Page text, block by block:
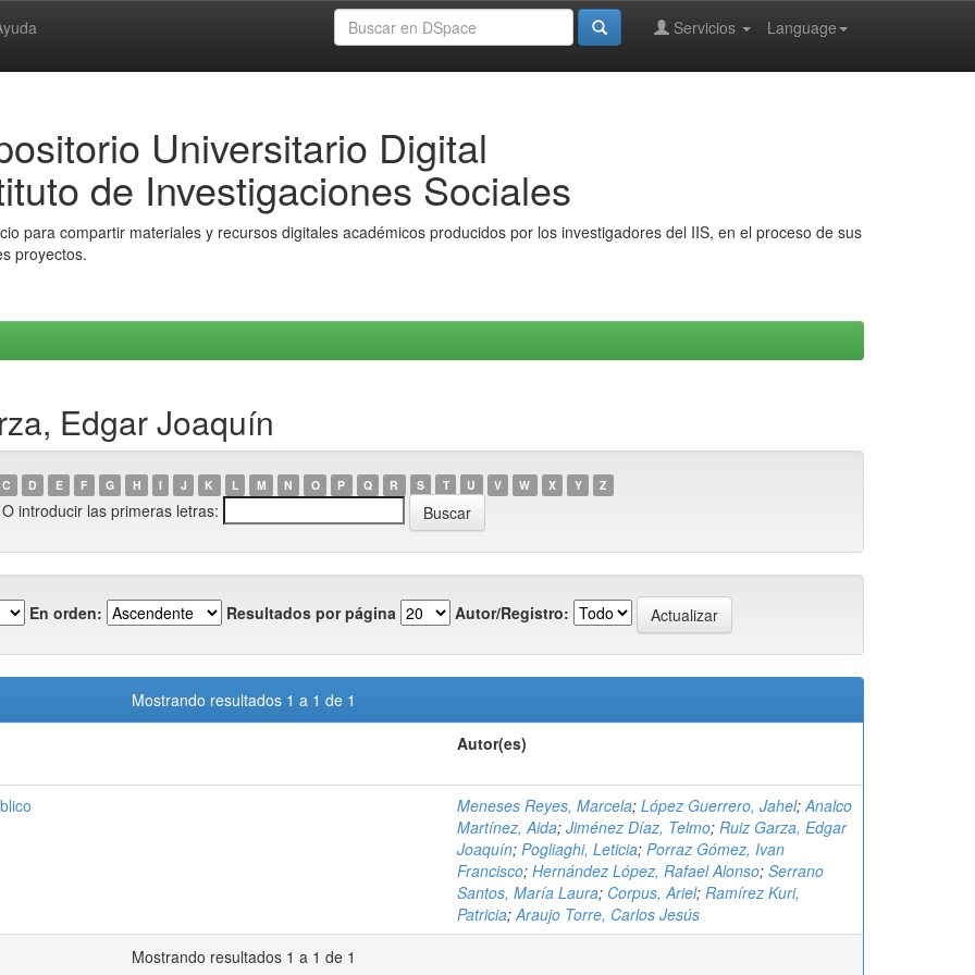
Language
Servicios
Universitario Digital
de Investigaciones Sociales
para compartir materiales y recursos digitales académicos producidos por los investigadores del IIS, en el proceso de sus
proyectos.
Edgar Joaquín
C D E F G H I J K L M N O P Q R S T U V W X Y Z
O introducir las primeras letras:
En orden: Resultados por página Autor/Registro:
Mostrando resultados 1 a 1 de 1
Autor(es)
Meneses Reyes, Marcela; López Guerrero, Jahel;Analco
Martínez, Aida; Jiménez Díaz, Telmo; Ruiz Garza, Edgar
Joaquín; Pogliaghi, Leticia; Porraz Gómez, Ivan
Francisco; Hernández López, Rafael Alonso; Serrano
Santos, María Laura; Corpus, Ariel; Ramírez Kuri,
Patricia;Araujo Torre, Carlos Jesús
Mostrando resultados 1 a 1 de 1